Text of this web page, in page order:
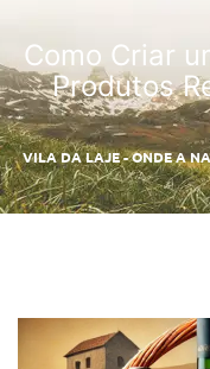
Como Criar
Produtos
VILA DA LAJE - ONDE A